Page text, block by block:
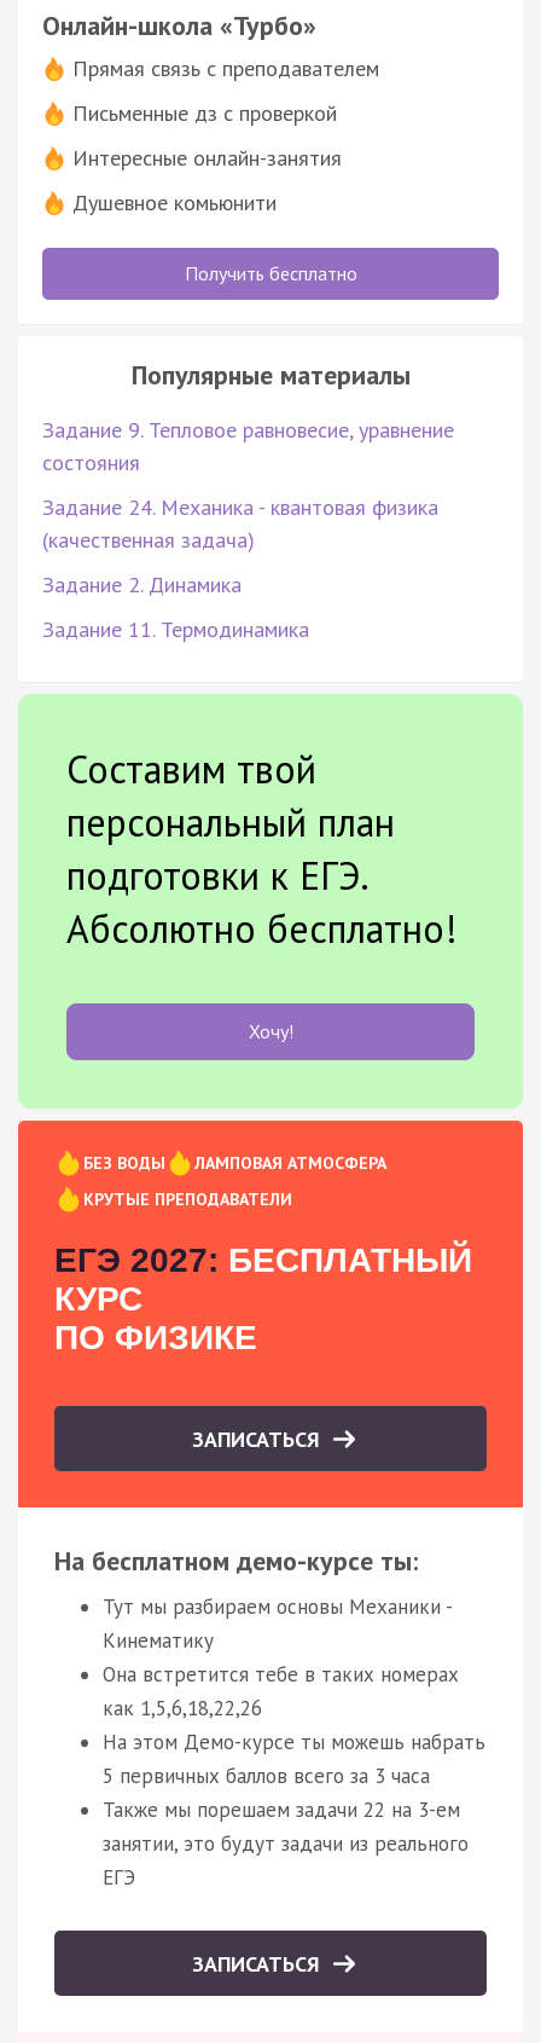
Онлайн-школа «Турбо»
Прямая связь с преподавателем
Письменные дз с проверкой
Интересные онлайн-занятия
Душевное комьюнити
Получить бесплатно
Популярные материалы
Задание 9. Тепловое равновесие, уравнение
состояния
Задание 24. Механика - квантовая физика
(качественная задача)
Задание 2. Динамика
Задание 11. Термодинамика
Составим твой
персональный план
подготовки к ЕГЭ.
Абсолютно бесплатно!
Хочу!
БЕЗ ВОДЫ
ЛАМПОВАЯ АТМОСФЕРА
КРУТЫЕ ПРЕПОДАВАТЕЛИ
ЕГЭ 2027: БЕСПЛАТНЫЙ
КУРС
ПО ФИЗИКЕ
ЗАПИСАТЬСЯ
На бесплатном демо-курсе ты:
Тут мы разбираем основы Механики -
Кинематику
Она встретится тебе в таких номерах
как 1,5,6,18,22,26
На этом Демо-курсе ты можешь набрать
5 первичных баллов всего за 3 часа
Также мы порешаем задачи 22 на 3-ем
занятии, это будут задачи из реального
ЕГЭ
ЗАПИСАТЬСЯ